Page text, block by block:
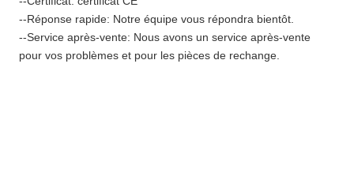
--Réponse rapide: Notre équipe vous répondra bientôt.
--Service après-vente: Nous avons un service après-vente
pour vos problèmes et pour les pièces de rechange.